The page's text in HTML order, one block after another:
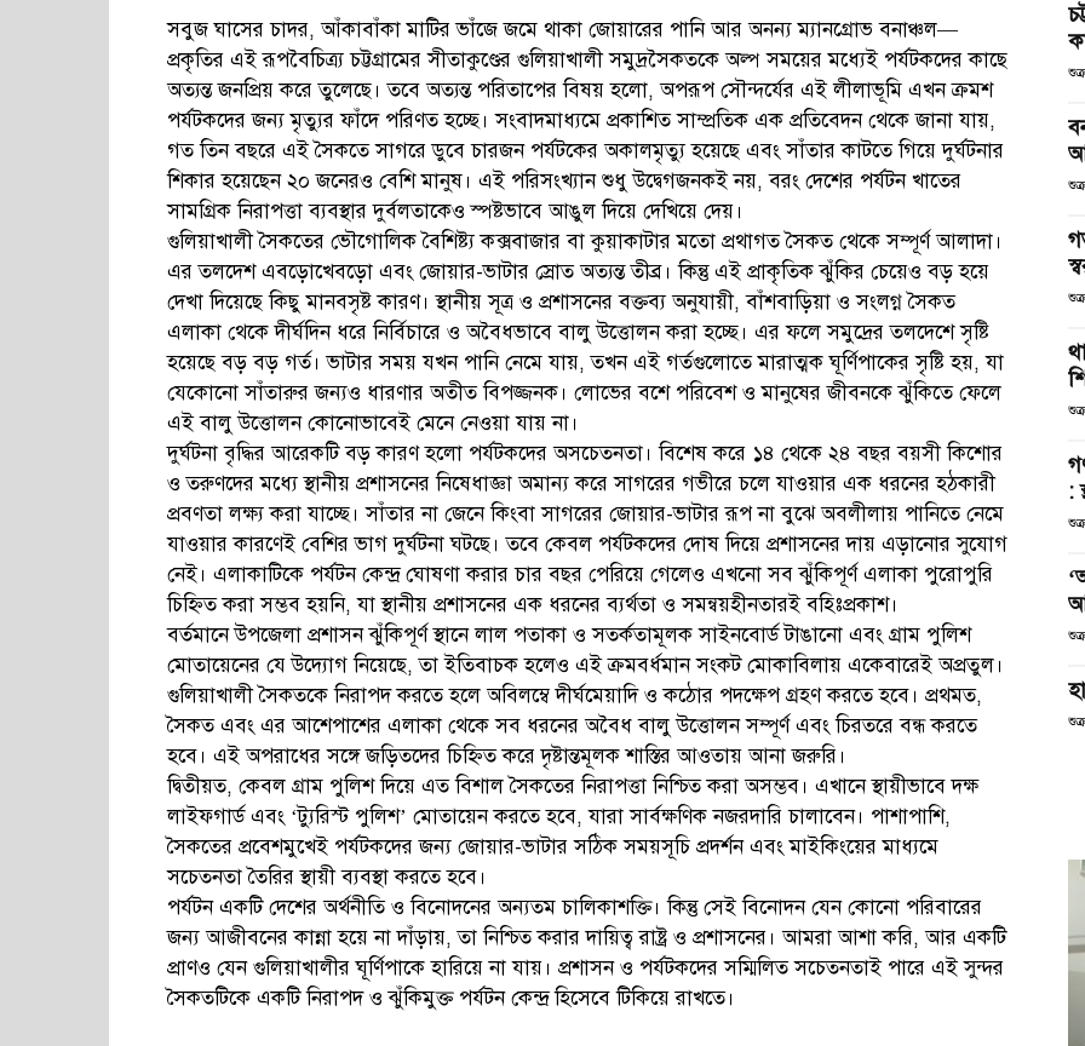
সবুজ ঘাসের চাদর, আঁকাবাঁকা মাটির ভাঁজে জমে থাকা জোয়ারের পানি আর অনন্য ম্যানগ্রোভ বনাঞ্চল—
প্রকৃতির এই রূপবৈচিত্র্য চট্টগ্রামের সীতাকুণ্ডের গুলিয়াখালী সমুদ্রসৈকতকে অল্প সময়ের মধ্যেই পর্যটকদের কাছে
অত্যন্ত জনপ্রিয় করে তুলেছে। তবে অত্যন্ত পরিতাপের বিষয় হলো, অপরূপ সৌন্দর্যের এই লীলাভূমি এখন ক্রমশ
পর্যটকদের জন্য মৃত্যুর ফাঁদে পরিণত হচ্ছে। সংবাদমাধ্যমে প্রকাশিত সাম্প্রতিক এক প্রতিবেদন থেকে জানা যায়,
গত তিন বছরে এই সৈকতে সাগরে ডুবে চারজন পর্যটকের অকালমৃত্যু হয়েছে এবং সাঁতার কাটতে গিয়ে দুর্ঘটনার
শিকার হয়েছেন ২০ জনেরও বেশি মানুষ। এই পরিসংখ্যান শুধু উদ্বেগজনকই নয়, বরং দেশের পর্যটন খাতের
সামগ্রিক নিরাপত্তা ব্যবস্থার দুর্বলতাকেও স্পষ্টভাবে আঙুল দিয়ে দেখিয়ে দেয়।
গুলিয়াখালী সৈকতের ভৌগোলিক বৈশিষ্ট্য কক্সবাজার বা কুয়াকাটার মতো প্রথাগত সৈকত থেকে সম্পূর্ণ আলাদা।
এর তলদেশ এবড়োখেবড়ো এবং জোয়ার-ভাটার স্রোত অত্যন্ত তীব্র। কিন্তু এই প্রাকৃতিক ঝুঁকির চেয়েও বড় হয়ে
দেখা দিয়েছে কিছু মানবসৃষ্ট কারণ। স্থানীয় সূত্র ও প্রশাসনের বক্তব্য অনুযায়ী, বাঁশবাড়িয়া ও সংলগ্ন সৈকত
এলাকা থেকে দীর্ঘদিন ধরে নির্বিচারে ও অবৈধভাবে বালু উত্তোলন করা হচ্ছে। এর ফলে সমুদ্রের তলদেশে সৃষ্টি
হয়েছে বড় বড় গর্ত। ভাটার সময় যখন পানি নেমে যায়, তখন এই গর্তগুলোতে মারাত্মক ঘূর্ণিপাকের সৃষ্টি হয়, যা
যেকোনো সাঁতারুর জন্যও ধারণার অতীত বিপজ্জনক। লোভের বশে পরিবেশ ও মানুষের জীবনকে ঝুঁকিতে ফেলে
এই বালু উত্তোলন কোনোভাবেই মেনে নেওয়া যায় না।
দুর্ঘটনা বৃদ্ধির আরেকটি বড় কারণ হলো পর্যটকদের অসচেতনতা। বিশেষ করে ১৪ থেকে ২৪ বছর বয়সী কিশোর
ও তরুণদের মধ্যে স্থানীয় প্রশাসনের নিষেধাজ্ঞা অমান্য করে সাগরের গভীরে চলে যাওয়ার এক ধরনের হঠকারী
প্রবণতা লক্ষ্য করা যাচ্ছে। সাঁতার না জেনে কিংবা সাগরের জোয়ার-ভাটার রূপ না বুঝে অবলীলায় পানিতে নেমে
যাওয়ার কারণেই বেশির ভাগ দুর্ঘটনা ঘটছে। তবে কেবল পর্যটকদের দোষ দিয়ে প্রশাসনের দায় এড়ানোর সুযোগ
নেই। এলাকাটিকে পর্যটন কেন্দ্র ঘোষণা করার চার বছর পেরিয়ে গেলেও এখনো সব ঝুঁকিপূর্ণ এলাকা পুরোপুরি
চিহ্নিত করা সম্ভব হয়নি, যা স্থানীয় প্রশাসনের এক ধরনের ব্যর্থতা ও সমন্বয়হীনতারই বহিঃপ্রকাশ।
বর্তমানে উপজেলা প্রশাসন ঝুঁকিপূর্ণ স্থানে লাল পতাকা ও সতর্কতামূলক সাইনবোর্ড টাঙানো এবং গ্রাম পুলিশ
মোতায়েনের যে উদ্যোগ নিয়েছে, তা ইতিবাচক হলেও এই ক্রমবর্ধমান সংকট মোকাবিলায় একেবারেই অপ্রতুল।
গুলিয়াখালী সৈকতকে নিরাপদ করতে হলে অবিলম্বে দীর্ঘমেয়াদি ও কঠোর পদক্ষেপ গ্রহণ করতে হবে। প্রথমত,
সৈকত এবং এর আশেপাশের এলাকা থেকে সব ধরনের অবৈধ বালু উত্তোলন সম্পূর্ণ এবং চিরতরে বন্ধ করতে
হবে। এই অপরাধের সঙ্গে জড়িতদের চিহ্নিত করে দৃষ্টান্তমূলক শাস্তির আওতায় আনা জরুরি।
দ্বিতীয়ত, কেবল গ্রাম পুলিশ দিয়ে এত বিশাল সৈকতের নিরাপত্তা নিশ্চিত করা অসম্ভব। এখানে স্থায়ীভাবে দক্ষ
লাইফগার্ড এবং ‘ট্যুরিস্ট পুলিশ’ মোতায়েন করতে হবে, যারা সার্বক্ষণিক নজরদারি চালাবেন। পাশাপাশি,
সৈকতের প্রবেশমুখেই পর্যটকদের জন্য জোয়ার-ভাটার সঠিক সময়সূচি প্রদর্শন এবং মাইকিংয়ের মাধ্যমে
সচেতনতা তৈরির স্থায়ী ব্যবস্থা করতে হবে।
পর্যটন একটি দেশের অর্থনীতি ও বিনোদনের অন্যতম চালিকাশক্তি। কিন্তু সেই বিনোদন যেন কোনো পরিবারের
জন্য আজীবনের কান্না হয়ে না দাঁড়ায়, তা নিশ্চিত করার দায়িত্ব রাষ্ট্র ও প্রশাসনের। আমরা আশা করি, আর একটি
প্রাণও যেন গুলিয়াখালীর ঘূর্ণিপাকে হারিয়ে না যায়। প্রশাসন ও পর্যটকদের সম্মিলিত সচেতনতাই পারে এই সুন্দর
সৈকতটিকে একটি নিরাপদ ও ঝুঁকিমুক্ত পর্যটন কেন্দ্র হিসেবে টিকিয়ে রাখতে।
: